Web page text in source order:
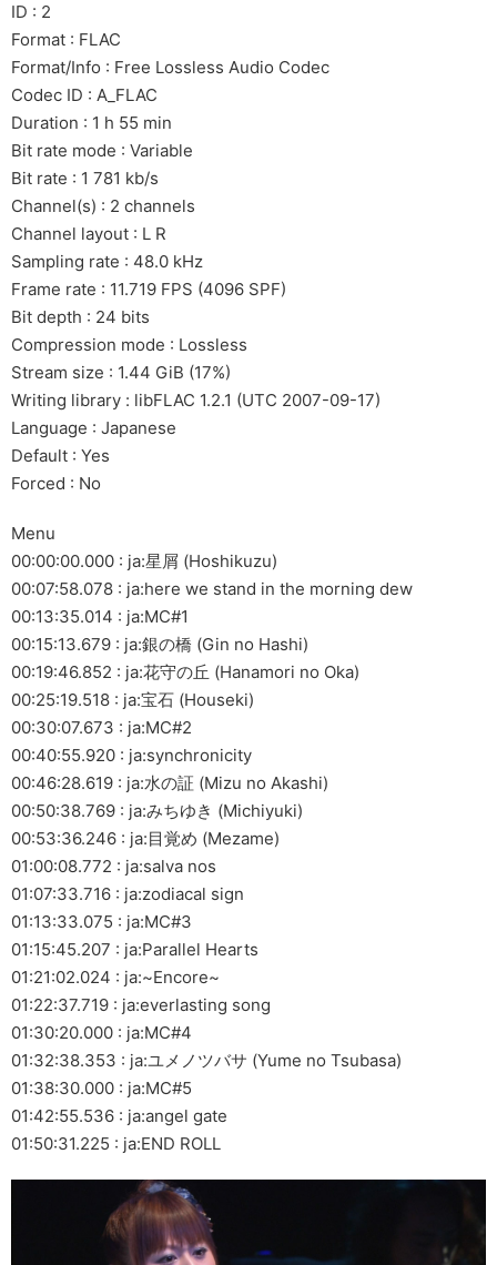
ID : 2
Format : FLAC
Format/Info : Free Lossless Audio Codec
Codec ID : A_FLAC
Duration : 1 h 55 min
Bit rate mode : Variable
Bit rate : 1 781 kb/s
Channel(s) : 2 channels
Channel layout : L R
Sampling rate : 48.0 kHz
Frame rate : 11.719 FPS (4096 SPF)
Bit depth : 24 bits
Compression mode : Lossless
Stream size : 1.44 GiB (17%)
Writing library : libFLAC 1.2.1 (UTC 2007-09-17)
Language : Japanese
Default : Yes
Forced : No
Menu
00:00:00.000 : ja:星屑 (Hoshikuzu)
00:07:58.078 : ja:here we stand in the morning dew
00:13:35.014 : ja:MC#1
00:15:13.679 : ja:銀の橋 (Gin no Hashi)
00:19:46.852 : ja:花守の丘 (Hanamori no Oka)
00:25:19.518 : ja:宝石 (Houseki)
00:30:07.673 : ja:MC#2
00:40:55.920 : ja:synchronicity
00:46:28.619 : ja:水の証 (Mizu no Akashi)
00:50:38.769 : ja:みちゆき (Michiyuki)
00:53:36.246 : ja:目覚め (Mezame)
01:00:08.772 : ja:salva nos
01:07:33.716 : ja:zodiacal sign
01:13:33.075 : ja:MC#3
01:15:45.207 : ja:Parallel Hearts
01:21:02.024 : ja:~Encore~
01:22:37.719 : ja:everlasting song
01:30:20.000 : ja:MC#4
01:32:38.353 : ja:ユメノツバサ (Yume no Tsubasa)
01:38:30.000 : ja:MC#5
01:42:55.536 : ja:angel gate
01:50:31.225 : ja:END ROLL